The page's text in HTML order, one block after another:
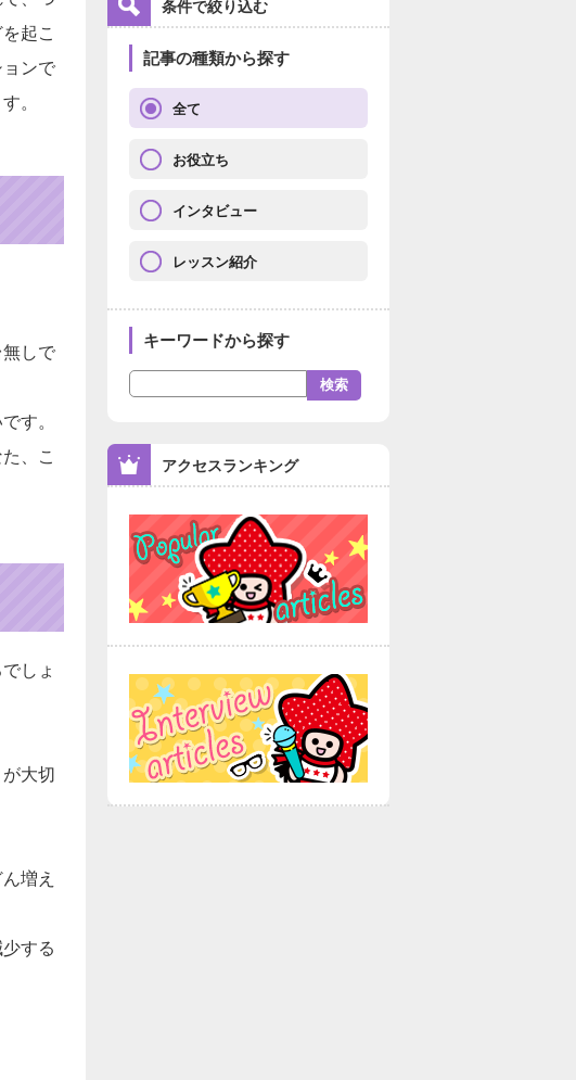
条件で絞り込む
記事の種類から探す
全て
お役立ち
インタビュー
レッスン紹介
キーワードから探す
アクセスランキング
起こ
ンで
。
しで
す。
、こ
しょ
大切
増え
する